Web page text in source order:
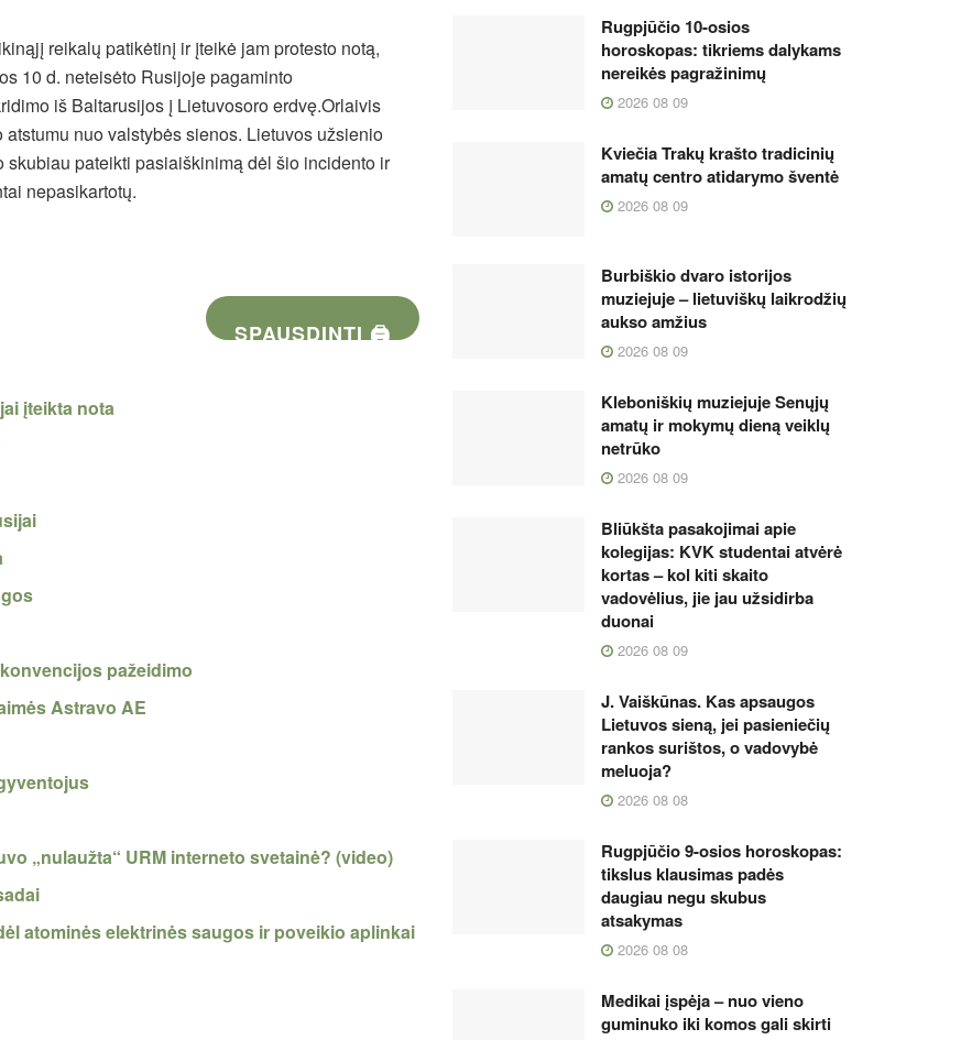
reikalų patikėtinį ir įteikė jam protesto notą,
10 d. neteisėto Rusijoje pagaminto
iš Baltarusijos į Lietuvosoro erdvę.Orlaivis
nuo valstybės sienos. Lietuvos užsienio
pateikti pasiaiškinimą dėl šio incidento ir
nepasikartotų.
SPAUSDINTI 🖨
įteikta nota
pažeidimo
Astravo AE
„nulaužta“ URM interneto svetainė? (video)
atominės elektrinės saugos ir poveikio aplinkai
Rugpjūčio 10-osios
horoskopas: tikriems dalykams
nereikės pagražinimų
2026 08 09
Kviečia Trakų krašto tradicinių
amatų centro atidarymo šventė
2026 08 09
Burbiškio dvaro istorijos
muziejuje – lietuviškų laikrodžių
aukso amžius
2026 08 09
Kleboniškių muziejuje Senųjų
amatų ir mokymų dieną veiklų
netrūko
2026 08 09
Bliūkšta pasakojimai apie
kolegijas: KVK studentai atvėrė
kortas – kol kiti skaito
vadovėlius, jie jau užsidirba
duonai
2026 08 09
J. Vaiškūnas. Kas apsaugos
Lietuvos sieną, jei pasieniečių
rankos surištos, o vadovybė
meluoja?
2026 08 08
Rugpjūčio 9-osios horoskopas:
tikslus klausimas padės
daugiau negu skubus
atsakymas
2026 08 08
Medikai įspėja – nuo vieno
guminuko iki komos gali skirti